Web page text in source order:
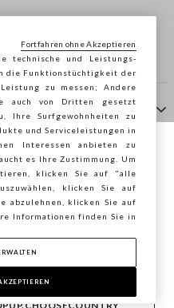
Nr. 04240010274 - Kap.
-2.4.0
STEFANEL
Ihren Standort
Deutschland
technische und Leistungs-
die Funktionstüchtigkeit der
zu messen; Andere
auch von Dritten gesetzt
Ihre Surfgewohnheiten zu
und Serviceleistungen in
Interessen anbieten zu
es Ihre Zustimmung. Um
klicken Sie auf "alle
klicken Sie auf
abzulehnen, klicken Sie auf
Informationen finden Sie in
Fortfahren ohne Akzeptieren